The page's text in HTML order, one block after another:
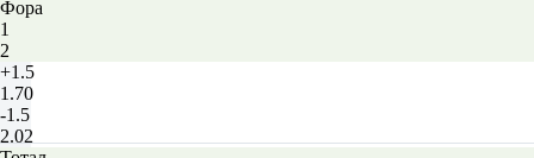
Фора
1
2
+1.5
1.70
-1.5
2.02